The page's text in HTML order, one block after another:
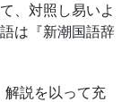
、対照し易いよ
は『新潮国語辞
説を以って充